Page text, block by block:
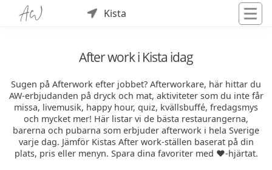
Kista
After work i Kista idag
Sugen på Afterwork efter jobbet? Afterworkare, här hittar du
AW-erbjudanden på dryck och mat, aktiviteter som du inte får
missa, livemusik, happy hour, quiz, kvällsbuffé, fredagsmys
och mycket mer! Här listar vi de bästa restaurangerna,
barerna och pubarna som erbjuder afterwork i hela Sverige
varje dag. Jämför Kistas After work-ställen baserat på din
plats, pris eller menyn. Spara dina favoriter med ❤️-hjärtat.